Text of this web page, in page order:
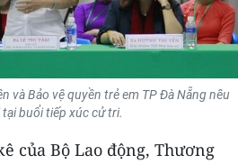
và Bảo vệ quyền trẻ em TP Đà Nẵng nêu
buổi tiếp xúc cử tri.
của Bộ Lao động, Thương